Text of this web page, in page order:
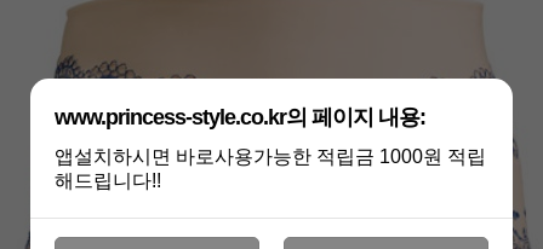
www.princess-style.co.kr의 페이지 내용:
앱설치하시면 바로사용가능한 적립금 1000원 적립
해드립니다!!